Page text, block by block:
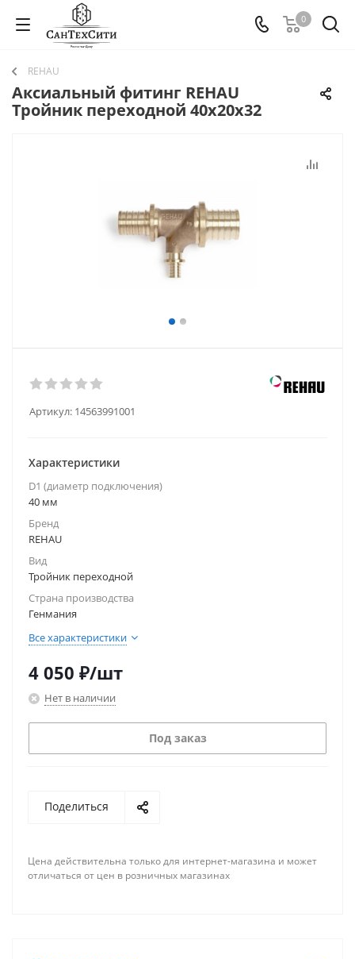
0
REHAU
Аксиальный фитинг REHAU
Тройник переходной 40х20х32
Артикул: 14563991001
Характеристики
D1 (диаметр подключения)
40 мм
Бренд
REHAU
Вид
Тройник переходной
Страна производства
Генмания
Все характеристики
4 050 ₽/шт
Нет в наличии
Под заказ
Поделиться
Цена действительна только для интернет-магазина и может
отличаться от цен в розничных магазинах